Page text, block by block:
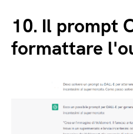
10. Il prompt
formattare